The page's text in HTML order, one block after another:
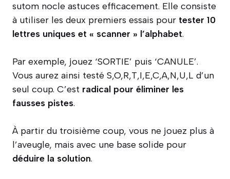
sutom nocle astuces efficacement. Elle consiste
à utiliser les deux premiers essais pour tester 10
lettres uniques et « scanner » l’alphabet.
Par exemple, jouez ‘SORTIE’ puis ‘CANULE’.
Vous aurez ainsi testé S,O,R,T,I,E,C,A,N,U,L d’un
seul coup. C’est radical pour éliminer les
fausses pistes.
À partir du troisième coup, vous ne jouez plus à
l’aveugle, mais avec une base solide pour
déduire la solution.